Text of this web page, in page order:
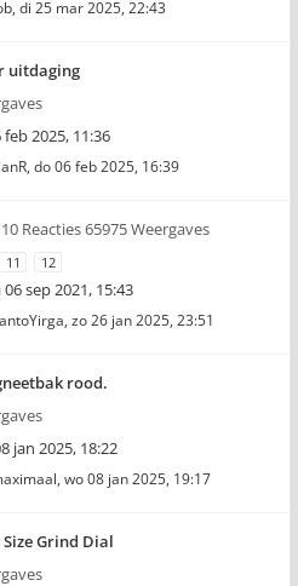
, di 25 mar 2025, 22:43
uitdaging
2025, 11:36
, do 06 feb 2025, 16:39
Reacties 65975 Weergaves
11 12
06 sep 2021, 15:43
, zo 26 jan 2025, 23:51
rood.
jan 2025, 18:22
, wo 08 jan 2025, 19:17
Grind Dial